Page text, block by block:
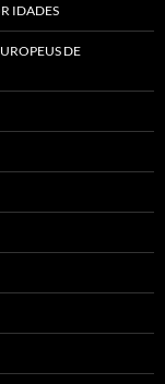
IDADES
DE